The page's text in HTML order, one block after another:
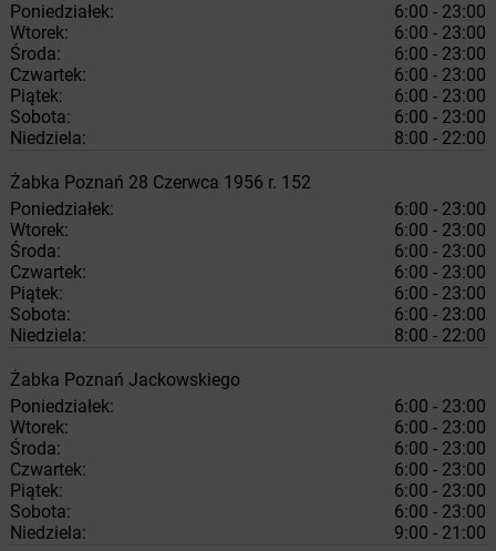
Poniedziałek:
6:00 - 23:00
Wtorek:
6:00 - 23:00
Środa:
6:00 - 23:00
Czwartek:
6:00 - 23:00
Piątek:
6:00 - 23:00
Sobota:
6:00 - 23:00
Niedziela:
8:00 - 22:00
Żabka Poznań 28 Czerwca 1956 r. 152
Poniedziałek:
6:00 - 23:00
Wtorek:
6:00 - 23:00
Środa:
6:00 - 23:00
Czwartek:
6:00 - 23:00
Piątek:
6:00 - 23:00
Sobota:
6:00 - 23:00
Niedziela:
8:00 - 22:00
Żabka Poznań Jackowskiego
Poniedziałek:
6:00 - 23:00
Wtorek:
6:00 - 23:00
Środa:
6:00 - 23:00
Czwartek:
6:00 - 23:00
Piątek:
6:00 - 23:00
Sobota:
6:00 - 23:00
Niedziela:
9:00 - 21:00